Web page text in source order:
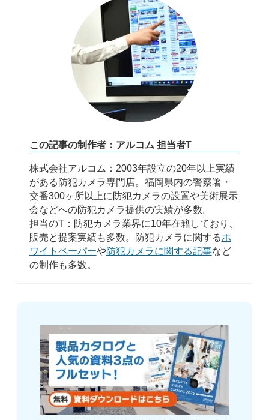
この記事の制作者：アルコム 担当者T
株式会社アルコム：2003年設立の20年以上実績
がある防犯カメラ専門店。福岡県内の警察署・
交番300ヶ所以上に防犯カメラの設置や美術展示
会などへの防犯カメラ提供の実績が多数。
担当のT：防犯カメラ業界に10年在籍しており、
販売と提案実績も多数。防犯カメラに関するホ
ワイトペーパーや防犯カメラに関する記事など
の制作も多数。